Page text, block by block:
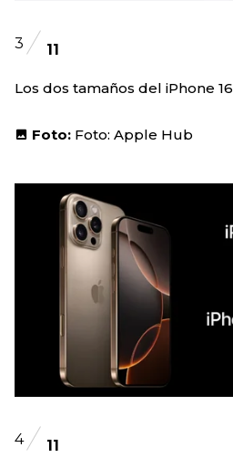
3 11
Los dos tamaños del iPhone 16
Foto: Foto: Apple Hub
4 11